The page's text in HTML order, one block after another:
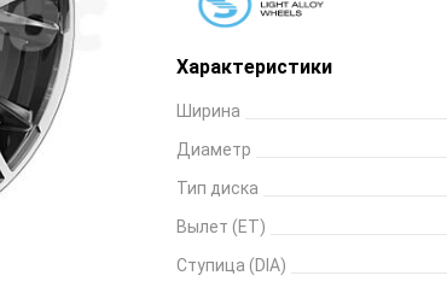
Характеристики
Ширина
Диаметр
Тип диска
Вылет (ET)
Ступица (DIA)